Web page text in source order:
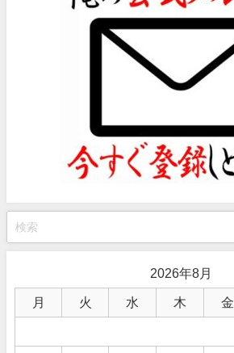
2026年8月
月 火 水 木 金